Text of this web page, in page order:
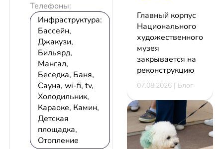
Телефоны:
Инфраструктура:
Бассейн,
Джакузи,
Бильярд,
Мангал,
Беседка, Баня,
Сауна, wi-fi, tv,
Холодильник,
Караоке, Камин,
Детская
площадка,
Отопление
Главный корпус
Национального
художественного
музея
закрывается на
реконструкцию
07.08.2026 | Блог